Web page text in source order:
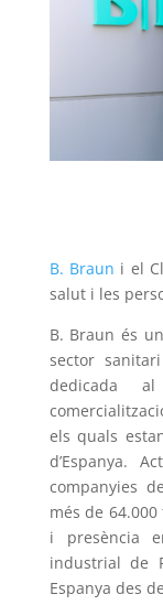
B. Braun i el
salut i les
B. Braun és
sector
dedicada
els quals
d’Espanya.
companyies
més de
i presència
industrial de
Espanya des